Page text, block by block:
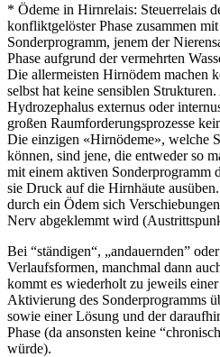
* Ödeme in Hirnrelais: Steuerrelais
konfliktgelöster Phase zusammen
Sonderprogramm, jenem der
Phase aufgrund der vermehrten
Die allermeisten Hirnödem machen
selbst hat keine sensiblen
Hydrozephalus externus oder
großen Raumforderungsprozesse
Die einzigen «Hirnödeme», welche
können, sind jene, die entweder so
mit einem aktiven Sonderprogramm
sie Druck auf die Hirnhäute
durch ein Ödem sich
Nerv abgeklemmt wird
Bei “ständigen“, „andauernden”
Verlaufsformen, manchmal dann
kommt es wiederholt zu jeweils
Aktivierung des Sonderprogramms
sowie einer Lösung und der
Phase (da ansonsten keine
würde).